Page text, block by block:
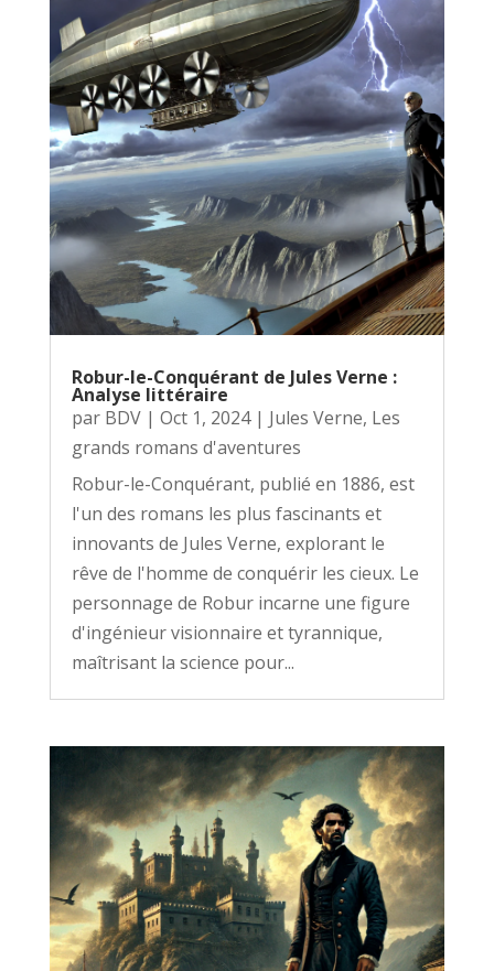
Robur-le-Conquérant de Jules Verne :
Analyse littéraire
par BDV| Oct 1, 2024| Jules Verne, Les
grands romans d'aventures
Robur-le-Conquérant, publié en 1886, est
l'un des romans les plus fascinants et
innovants de Jules Verne, explorant le
rêve de l'homme de conquérir les cieux. Le
personnage de Robur incarne une figure
d'ingénieur visionnaire et tyrannique,
maîtrisant la science pour...